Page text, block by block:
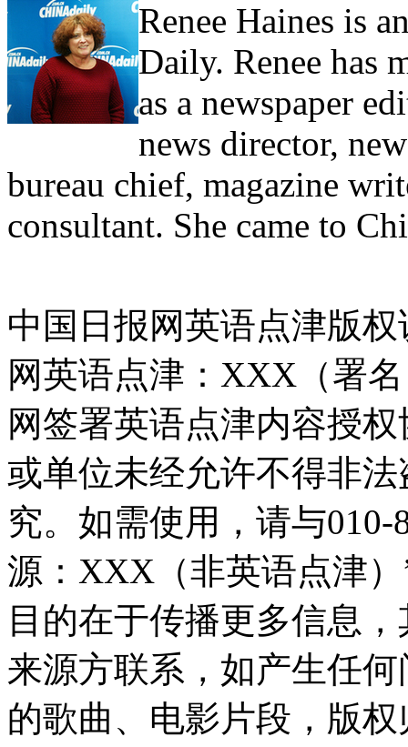
Renee Haines is
Daily. Renee has
as a newspaper
news director,
bureau chief, magazine
consultant. She came to
中国日报网英语点津版
网英语点津：XXX（署
网签署英语点津内容授
或单位未经允许不得非
究。如需使用，请与010-
源：XXX（非英语点津
目的在于传播更多信息
来源方联系，如产生任
的歌曲、电影片段，版